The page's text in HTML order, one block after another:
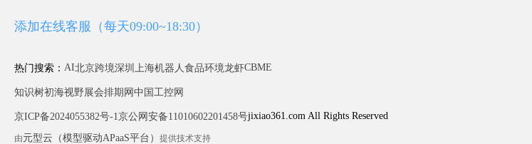
添加在线客服（每天09:00~18:30）
热门搜索： AI北京跨境深圳 上海机器人食品环境龙虾CBME
知识树初海视野展会排期网 中国工控网
京ICP备2024055382号-1京公网安备11010602201458号jixiao361.com All Rights Reserved
由元型云（模型驱动APaaS平台） 提供技术支持